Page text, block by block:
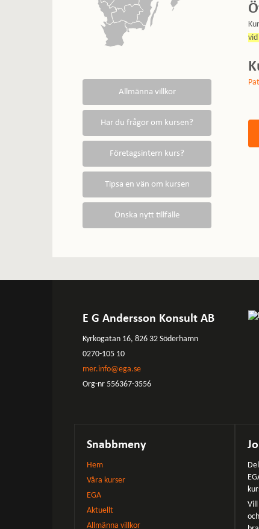
E G Andersson Konsult AB
Kyrkogatan 16, 826 32 Söderhamn
0270-105 10
mer.info@ega.se
Org-nr 556367-3556
Snabbmeny
Hem
Våra kurser
EGA
Aktuellt
Allmänna villkor